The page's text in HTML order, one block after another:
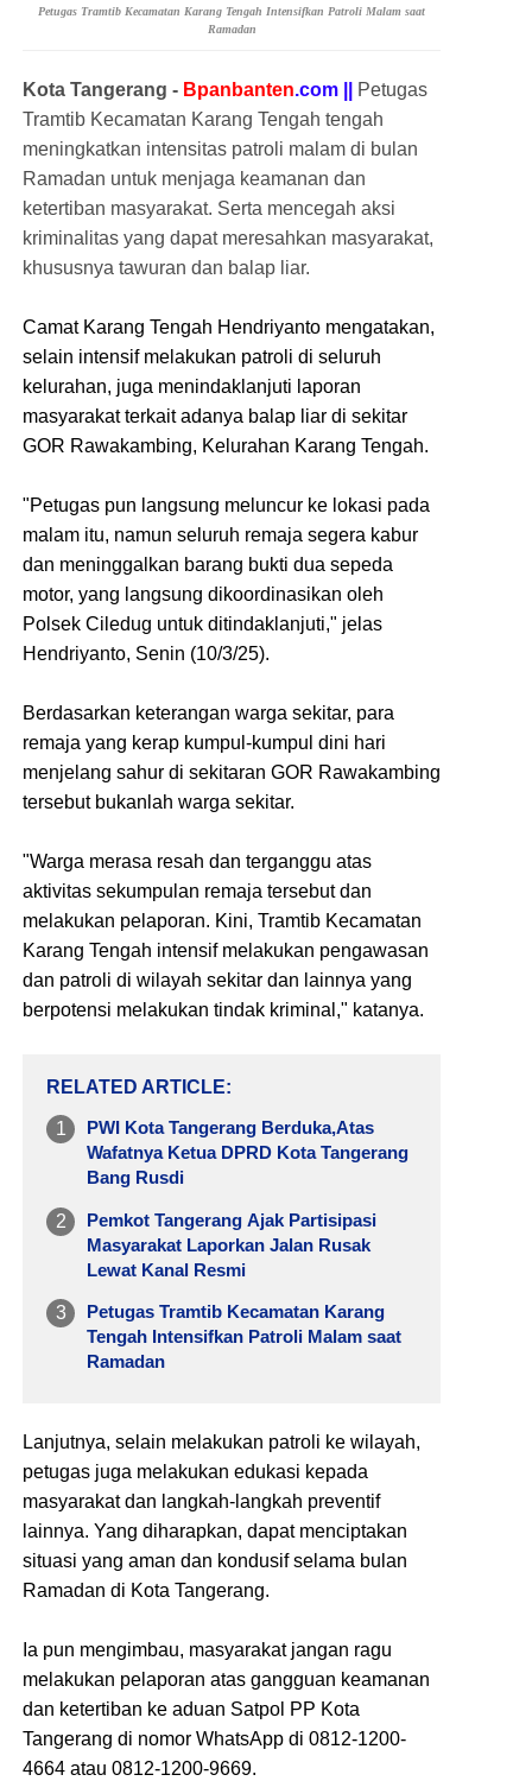
Petugas Tramtib Kecamatan Karang Tengah Intensifkan Patroli Malam saat
Ramadan
Kota Tangerang - Bpanbanten.com ||
Petugas
Tramtib Kecamatan Karang Tengah tengah
meningkatkan intensitas patroli malam di bulan
Ramadan untuk menjaga keamanan dan
ketertiban masyarakat. Serta mencegah aksi
kriminalitas yang dapat meresahkan masyarakat,
khususnya tawuran dan balap liar.
Camat Karang Tengah Hendriyanto mengatakan,
selain intensif melakukan patroli di seluruh
kelurahan, juga menindaklanjuti laporan
masyarakat terkait adanya balap liar di sekitar
GOR Rawakambing, Kelurahan Karang Tengah.
"Petugas pun langsung meluncur ke lokasi pada
malam itu, namun seluruh remaja segera kabur
dan meninggalkan barang bukti dua sepeda
motor, yang langsung dikoordinasikan oleh
Polsek Ciledug untuk ditindaklanjuti," jelas
Hendriyanto, Senin (10/3/25).
Berdasarkan keterangan warga sekitar, para
remaja yang kerap kumpul-kumpul dini hari
menjelang sahur di sekitaran GOR Rawakambing
tersebut bukanlah warga sekitar.
"Warga merasa resah dan terganggu atas
aktivitas sekumpulan remaja tersebut dan
melakukan pelaporan. Kini, Tramtib Kecamatan
Karang Tengah intensif melakukan pengawasan
dan patroli di wilayah sekitar dan lainnya yang
berpotensi melakukan tindak kriminal," katanya.
RELATED ARTICLE
PWI Kota Tangerang Berduka,Atas
Wafatnya Ketua DPRD Kota Tangerang
Bang Rusdi
Pemkot Tangerang Ajak Partisipasi
Masyarakat Laporkan Jalan Rusak
Lewat Kanal Resmi
Petugas Tramtib Kecamatan Karang
Tengah Intensifkan Patroli Malam saat
Ramadan
Lanjutnya, selain melakukan patroli ke wilayah,
petugas juga melakukan edukasi kepada
masyarakat dan langkah-langkah preventif
lainnya. Yang diharapkan, dapat menciptakan
situasi yang aman dan kondusif selama bulan
Ramadan di Kota Tangerang.
Ia pun mengimbau, masyarakat jangan ragu
melakukan pelaporan atas gangguan keamanan
dan ketertiban ke aduan Satpol PP Kota
Tangerang di nomor WhatsApp di 0812-1200-
4664 atau 0812-1200-9669.